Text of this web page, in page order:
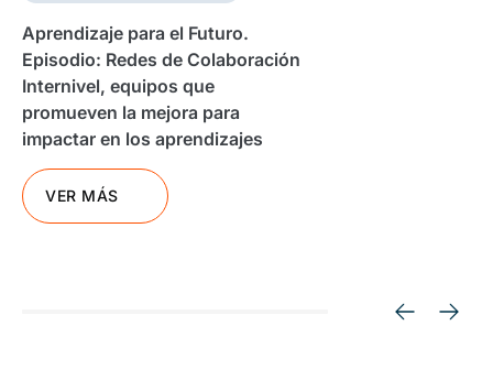
Aprendizaje para el Futuro.
Episodio: Redes de Colaboración
Internivel, equipos que
promueven la mejora para
impactar en los aprendizajes
VER MÁS